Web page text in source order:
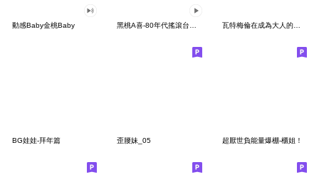
動感Baby金桃Baby 黑桃A喜-80年代搖滾台客趴 瓦特梅倫在成為大人的路上
BG娃娃-拜年篇 歪腰妹_05 超厭世負能量爆棚-櫃姐！